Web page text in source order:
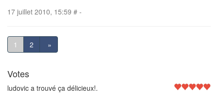
17 juillet 2010, 15:59 # -
1 2 »
Votes
ludovic a trouvé ça délicieux!.